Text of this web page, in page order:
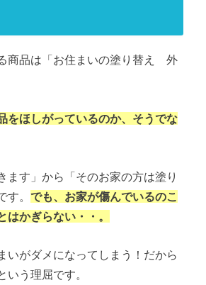
商品は「お住まいの塗り替え 外
をほしがっているのか、そうでな
ます」から「そのお家の方は塗り
。 でも、お家が傷んでいるのこ
かぎらない・・。
いがダメになってしまう！だから
う理屈です。